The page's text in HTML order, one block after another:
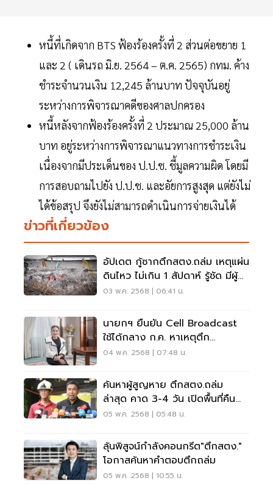
หนี้ที่เกิดจาก BTS ฟ้องร้องครั้งที่ 2 ส่วนต่อขยาย 1
และ 2 ( เดินรถ มิ.ย. 2564 – ต.ค. 2565) กทม. ค้าง
ชำระจำนวนเงิน 12,245 ล้านบาท ปัจจุบันอยู่
ระหว่างการพิจารณาคดีของศาลปกครอง
หนี้หลังจากฟ้องร้องครั้งที่ 2 ประมาณ 25,000 ล้าน
บาท อยู่ระหว่างการพิจารณาแนวทางการชำระเงิน
เนื่องจากมีประเด็นของ ป.ป.ช. ชี้มูลความผิด โดยมี
การสอบถามไปยัง ป.ป.ช. และอัยการสูงสุด แต่ยังไม่
ได้ข้อสรุป จึงยังไม่สามารถดำเนินการจ่ายเงินได้
ข่าวที่เกี่ยวข้อง
อัปเดต กู้ซากตึกสตง.ถล่ม เหตุแผ่น
ดินไหว ไม่เกิน 1 สัปดาห์ รู้ชัด มีผู้
ติดค้างหรือไม่
03 พ.ค. 2568 | 06:41 น.
นายกฯ ยืนยัน Cell Broadcast
ใช้ได้กลาง ก.ค. หาเหตุตึก
สตง.ถล่ม
04 พ.ค. 2568 | 07:48 น.
ค้นหาผู้สูญหาย ตึกสตง.ถล่ม
ล่าสุด คาด 3-4 วัน เปิดพื้นที่คืน
เจ้าของ
05 พ.ค. 2568 | 05:48 น.
ลุ้นพิสูจน์กำลังคอนกรีต"ตึกสตง."
โอกาสค้นหาคำตอบตึกถล่ม
05 พ.ค. 2568 | 10:55 น.